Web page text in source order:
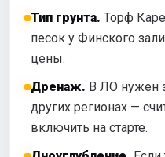
Тип грунта. Торф
песок у Финского
цены.
Дренаж. В ЛО нужен
других регионах —
включить на старте.